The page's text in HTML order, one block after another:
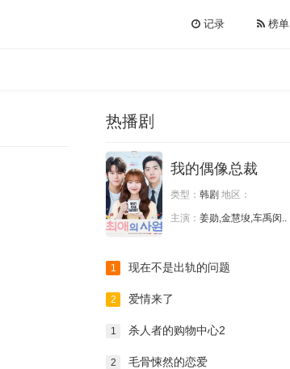
记录 榜单
热播剧
我的偶像总裁
类型： 韩剧 地区：
主演： 姜勋,金慧埈,车禹闵..
1 现在不是出轨的问题
2 爱情来了
1 杀人者的购物中心2
2 毛骨悚然的恋爱